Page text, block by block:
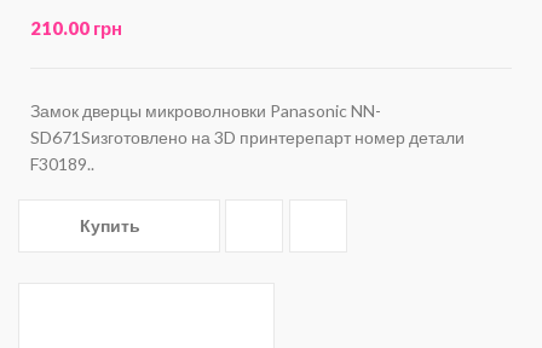
210.00 грн
Замок дверцы микроволновки Panasonic NN-
SD671Sизготовлено на 3D принтерепарт номер детали
F30189..
Купить